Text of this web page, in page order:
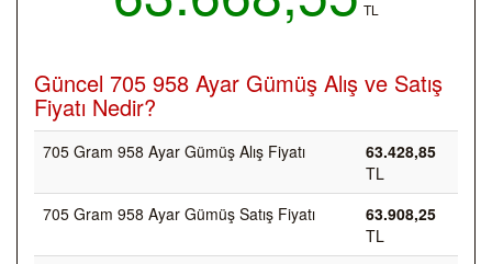
TL
Güncel 705 958 Ayar Gümüş Alış ve Satış
Fiyatı Nedir?
705 Gram 958 Ayar Gümüş Alış Fiyatı
63.428,85
TL
705 Gram 958 Ayar Gümüş Satış Fiyatı
63.908,25
TL